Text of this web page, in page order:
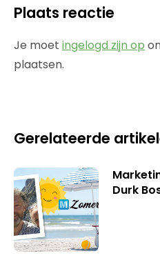
Plaats reactie
Je moet ingelogd zijn op
plaatsen.
Gerelateerde
Durk